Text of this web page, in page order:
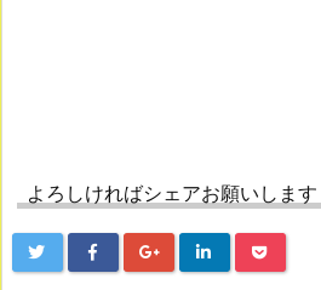
よろしければシェアお願いします